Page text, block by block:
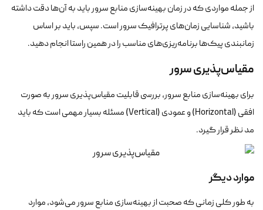
از جمله مواردی که در زمان بهینه‌سازی منابع سرور باید به آن‌ها دقت داشته
باشید، شناسایی زمان‌های پرترافیک سرور است. سپس، باید بر اساس
زمانبندی پیک‌ها برنامه‌ریزی‌های مناسب را در همین راستا انجام دهید.
مقیاس‌پذیری سرور
برای بهینه‌سازی منابع سرور، بررسی قابلیت مقیاس‌پذیری سرور به صورت
افقی (Horizontal) و عمودی (Vertical) مسئله بسیار مهمی است که باید
مد نظر قرار گیرد.
موارد دیگر
به طور کلی زمانی که صحبت از بهینه‌سازی منابع سرور می‌شود، موارد